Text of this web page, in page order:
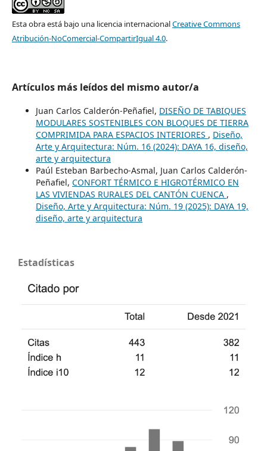
Esta obra está bajo una licencia internacionalCreative Commons
Atribución-NoComercial-CompartirIgual 4.0.
Artículos más leídos del mismo autor/a
Juan Carlos Calderón-Peñafiel, DISEÑO DE TABIQUES
MODULARES SOSTENIBLES CON BLOQUES DE TIERRA
COMPRIMIDA PARA ESPACIOS INTERIORES , Diseño,
Arte y Arquitectura: Núm. 16 (2024): DAYA 16, diseño,
arte y arquitectura
Paúl Esteban Barbecho-Asmal, Juan Carlos Calderón-
Peñafiel, CONFORT TÉRMICO E HIGROTÉRMICO EN
LAS VIVIENDAS RURALES DEL CANTÓN CUENCA ,
Diseño, Arte y Arquitectura: Núm. 19 (2025): DAYA 19,
diseño, arte y arquitectura
Estadísticas